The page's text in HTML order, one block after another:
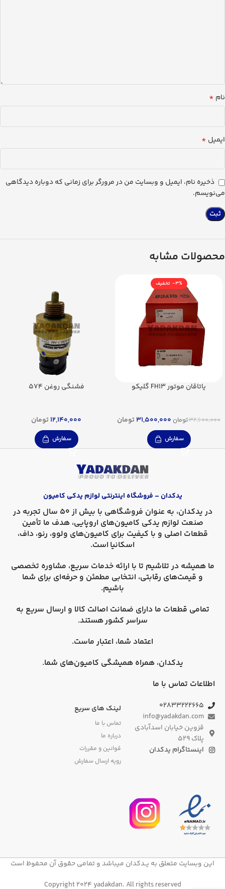
نام *
ایمیل *
ذخیره نام، ایمیل و وبسایت من در مرورگر برای زمانی که دوباره دیدگاهی
می‌نویسم.
محصولات مشابه
-3%
یاتاقان موتور FH13 گلیکو
32,600,000تومان 31,500,000تومان
سفارش
فشنگی روغن 574
12,140,000تومان
سفارش
یدکدان – فروشگاه اینترنتی لوازم یدکی کامیون
در یدکدان
، به عنوان فروشگاهی با بیش از 50 سال تجربه در
صنعت لوازم یدکی کامیون‌های اروپایی، هدف ما تأمین
قطعات اصلی و با کیفیت برای کامیون‌های ولوو، رنو، داف،
اسکانیا است.
ما همیشه در تلاشیم تا با ارائه خدمات سریع، مشاوره تخصصی
و قیمت‌های رقابتی، انتخابی مطمئن و حرفه‌ای برای شما
باشیم.
تمامی قطعات ما دارای ضمانت اصالت کالا و ارسال سریع به
سراسر کشورهستند.
اعتماد شما، اعتبار ماست.
یدکدان، همراه همیشگی کامیون‌های شما.
اطلاعات تماس با ما
۰۲۸۳۳۲۲۲۶۶۵
info@yadakdan.com
قزوین خیابان اسدآبادی
پلاک ۵۲۹
اینستاگرام یدکدان
لینک های سریع
تماس با ما
درباره ما
قوانین و مقررات
رویه ارسال سفارش
این وبسایت متعلق به یــدکدان میباشد و تمامی حقوق آن محفوظ است
Copyright 2024 yadakdan. All rights reserved